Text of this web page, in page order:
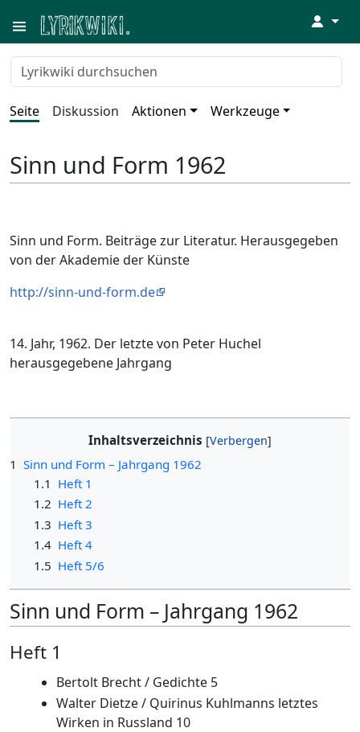
↓
Seite Diskussion Aktionen Werkzeuge
Sinn und Form 1962
Sinn und Form. Beiträge zur Literatur. Herausgegeben
von der Akademie der Künste
http://sinn-und-form.de
14. Jahr, 1962. Der letzte von Peter Huchel
herausgegebene Jahrgang
Inhaltsverzeichnis
1 Sinn und Form – Jahrgang 1962
1.1 Heft 1
1.2 Heft 2
1.3 Heft 3
1.4 Heft 4
1.5 Heft 5/6
Sinn und Form – Jahrgang 1962
Heft 1
Bertolt Brecht / Gedichte 5
Walter Dietze / Quirinus Kuhlmanns letztes
Wirken in Russland 10